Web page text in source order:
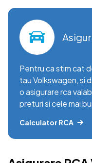
Pentru ca stim cat
tau Volkswagen, si
o asigurare rca
preturi si cele mai
Calculator RCA